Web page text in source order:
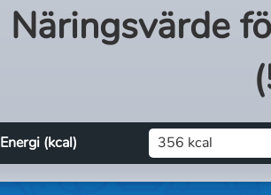
Näringsvärde
(
Energi (kcal) 356 kcal